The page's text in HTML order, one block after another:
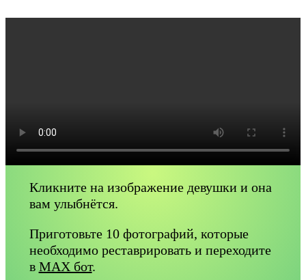
Кликните на изображение девушки и она
вам улыбнётся.
Приготовьте 10 фотографий, которые
необходимо реставрировать и переходите
в MAX бот.